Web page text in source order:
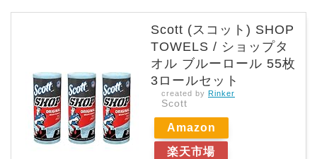
Scott (スコット) SHOP
TOWELS / ショップタ
オル ブルーロール 55枚
3ロールセット
created by Rinker
Scott
Amazon
楽天市場